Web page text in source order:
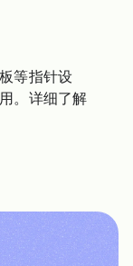
等指针设
。详细了解